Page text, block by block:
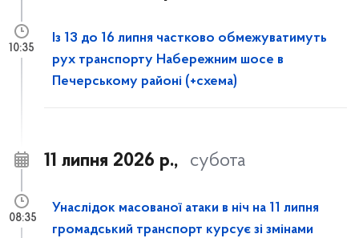
Із 13 до 16 липня частково обмежуватимуть
рух транспорту Набережним шосе в
Печерському районі (+схема)
10:35
11 липня 2026 р., субота
Унаслідок масованої атаки в ніч на 11 липня
громадський транспорт курсує зі змінами
08:35